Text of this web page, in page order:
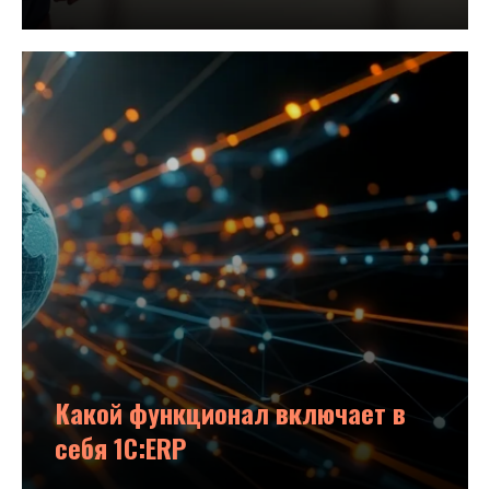
Какой функционал включает в
себя 1С:ERP